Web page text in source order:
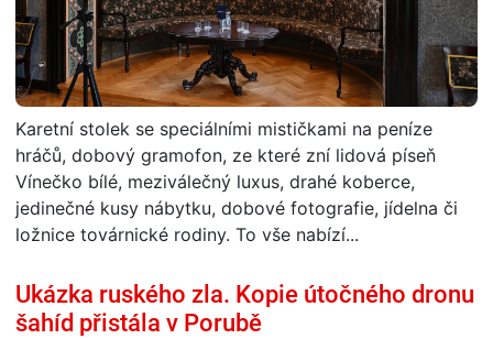
Karetní stolek se speciálními mističkami na peníze
hráčů, dobový gramofon, ze které zní lidová píseň
Vínečko bílé, meziválečný luxus, drahé koberce,
jedinečné kusy nábytku, dobové fotografie, jídelna či
ložnice továrnické rodiny. To vše nabízí...
Ukázka ruského zla. Kopie útočného dronu
šahíd přistála v Porubě